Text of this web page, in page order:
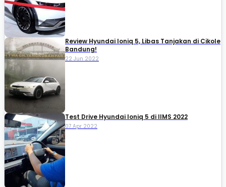
Review Hyundai Ioniq 5, Libas Tanjakan di Cikole
Bandung!
22 Jun 2022
Test Drive Hyundai Ioniq 5 di IIMS 2022
07 Apr 2022